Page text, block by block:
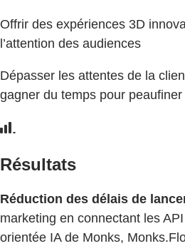
Offrir des expériences 3D
l’attention des audiences
Dépasser les attentes de la
gagner du temps pour
Résultats
Réduction des délais de
marketing en connectant les
orientée IA de Monks,